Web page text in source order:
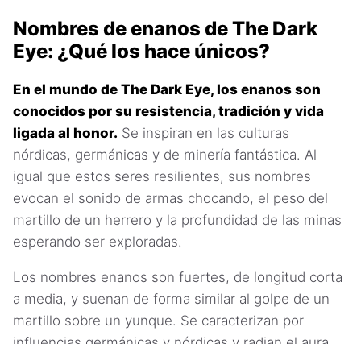
Nombres de enanos de The Dark
Eye: ¿Qué los hace únicos?
En el mundo de The Dark Eye, los enanos son
conocidos por su resistencia, tradición y vida
ligada al honor. Se inspiran en las culturas
nórdicas, germánicas y de minería fantástica. Al
igual que estos seres resilientes, sus nombres
evocan el sonido de armas chocando, el peso del
martillo de un herrero y la profundidad de las minas
esperando ser exploradas.
Los nombres enanos son fuertes, de longitud corta
a media, y suenan de forma similar al golpe de un
martillo sobre un yunque. Se caracterizan por